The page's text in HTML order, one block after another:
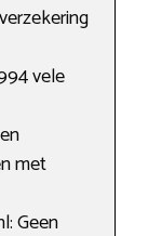
vele
met
Geen